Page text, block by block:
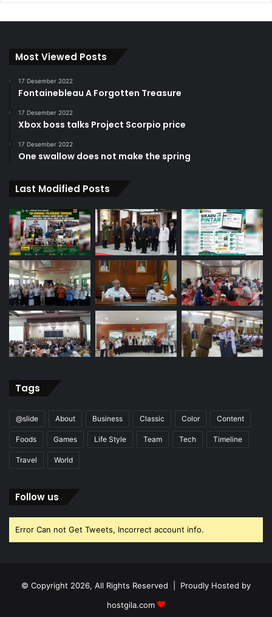
Most Viewed Posts
17 Desember 2022
Fontainebleau A Forgotten Treasure
17 Desember 2022
Xbox boss talks Project Scorpio price
17 Desember 2022
One swallow does not make the spring
Last Modified Posts
Tags
@slide About Business Classic Color Content
Foods Games Life Style Team Tech Timeline
Travel World
Follow us
Error Can not Get Tweets, Incorrect account info.
© Copyright 2026, All Rights Reserved | Proudly Hosted by
hostgila.com